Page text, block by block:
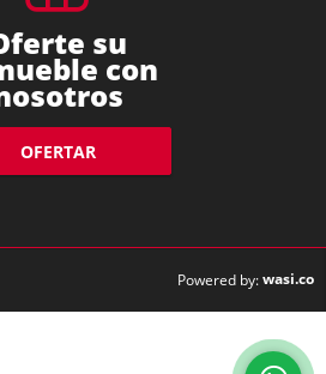
su
con
OFERTAR
Powered by:wasi.co